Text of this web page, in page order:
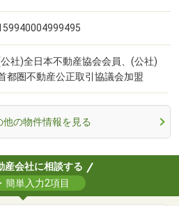
社)全日本不動産協会会員、(公社)
都圏不動産公正取引協議会加盟
他の物件情報を見る
産会社に相談する
簡単入力2項目